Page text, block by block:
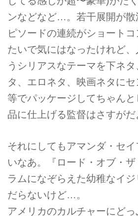
ンなどなど…。若干展開が散
ピソードの連続がショート
たいで気にはなったけれど
うシリアスなテーマを下ネ
タ、エロネタ、映画ネタに
等でパッケージしてちゃん
品に仕上げる監督はさすがだ
それにしてもアマンダ・セ
いなあ。『ロード・オブ・
ラムになぞらえた幼稚なイジ
だらないけど…。
アメリカのカルチャーにど